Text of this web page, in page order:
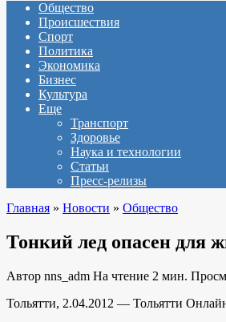
Общество
Происшествия
Спорт
Политика
Экономика
Бизнес
Культура
Еще
Транспорт
Здоровье
Наука и технологии
Статьи
Пресс-релизы
Главная » Новости » Общество
Тонкий лед опасен для
Автор nns_adm На чтение 2 мин.
Тольятти, 2.04.2012 — Тольятти